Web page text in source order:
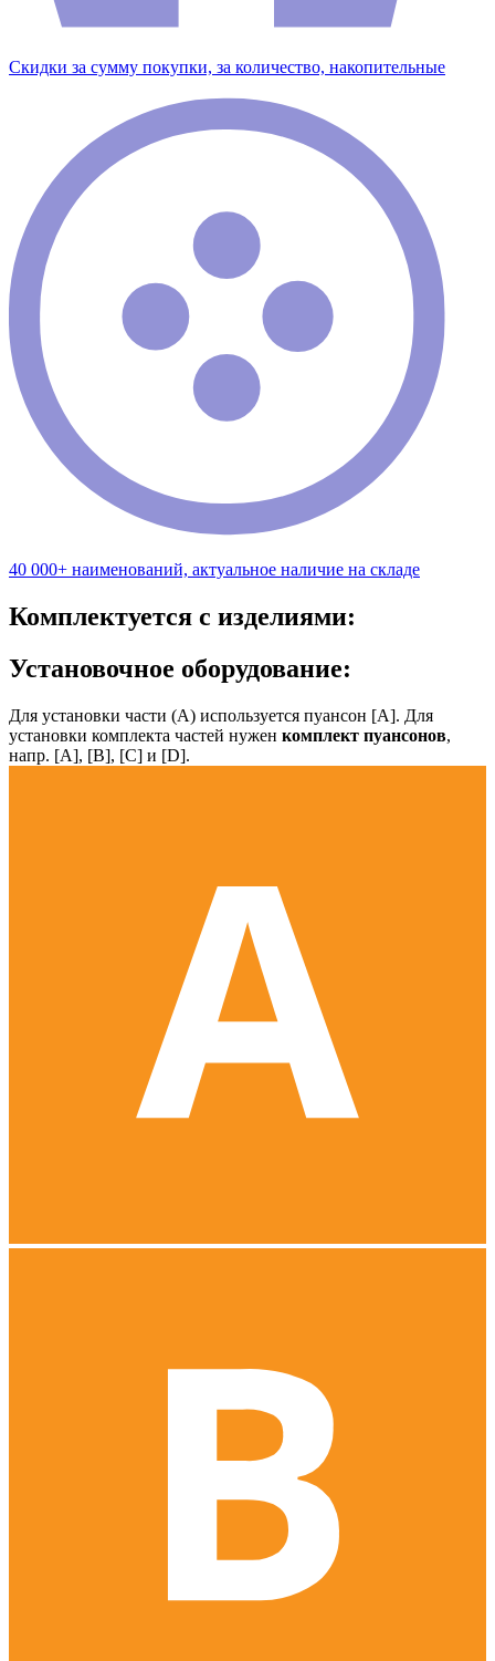
Скидки за сумму покупки, за количество, накопительные
40 000+ наименований, актуальное наличие на складе
Комплектуется с изделиями:
Установочное оборудование:
Для установки части (А) используется пуансон [А]. Для
установки комплекта частей нужен комплект пуансонов,
напр. [А], [B], [С] и [D].